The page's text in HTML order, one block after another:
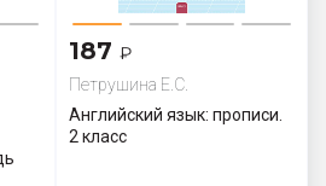
187 ₽
Петрушина Е.C.
Английский язык: прописи.
2 класс